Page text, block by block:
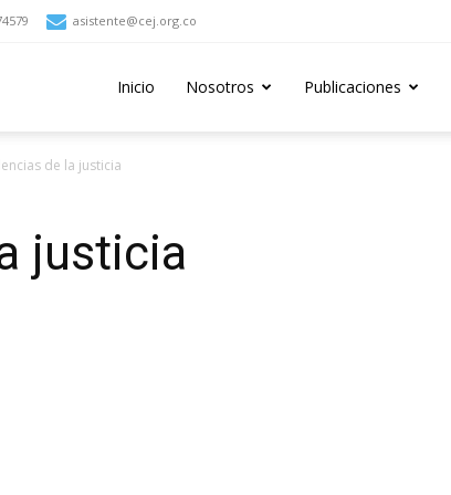
asistente@cej.org.co
Inicio Nosotros Publicaciones
de la justicia
justicia